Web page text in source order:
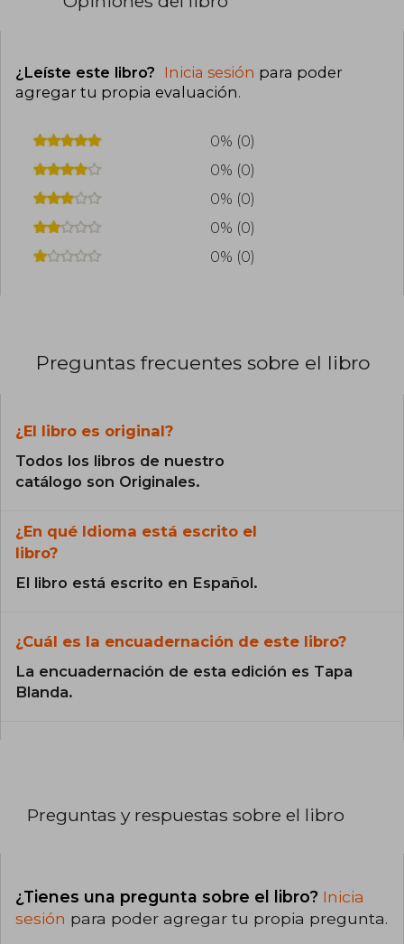
¿Leíste este libro? Inicia sesión para poder
agregar tu propia evaluación.
0% (0)
0% (0)
0% (0)
0% (0)
0% (0)
Preguntas frecuentes sobre el libro
¿El libro es original?
Todos los libros de nuestro
catálogo son Originales.
¿En qué Idioma está escrito el
libro?
El libro está escrito en Español.
¿Cuál es la encuadernación de este libro?
La encuadernación de esta edición es Tapa
Blanda.
Preguntas y respuestas sobre el libro
¿Tienes una pregunta sobre el libro? Inicia
sesión para poder agregar tu propia pregunta.